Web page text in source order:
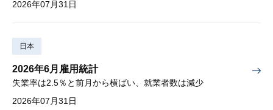
2026年07月31日
日本
2026年6月雇用統計
失業率は2.5％と前月から横ばい、就業者数は減少
2026年07月31日